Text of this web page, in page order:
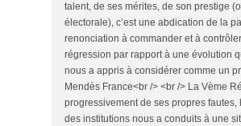
talent, de ses mérites, de son prestige
électorale), c’est une abdication de la
renonciation à commander et à
régression par rapport à une évolution
nous a appris à considérer comme un
Mendès France<br /> <br /> La Vème
progressivement de ses propres fautes,
des institutions nous a conduits à une